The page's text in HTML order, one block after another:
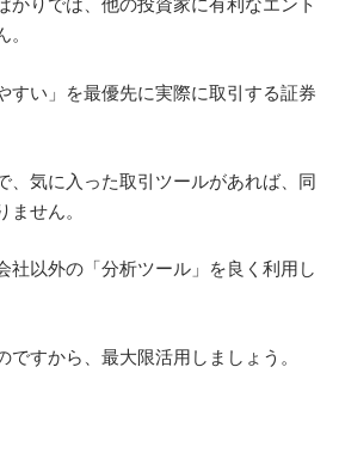
すい」を最優先に実際に取引する証券
、気に入った取引ツールがあれば、同
せん。
社以外の「分析ツール」を良く利用し
すから、最大限活用しましょう。